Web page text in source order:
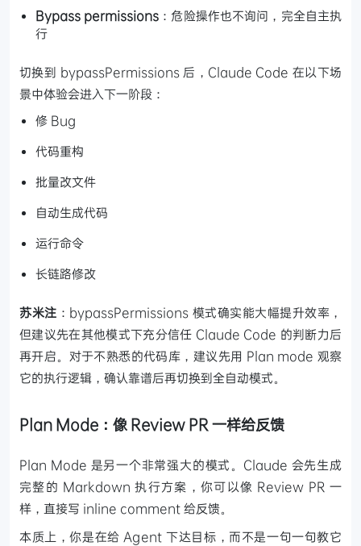
Bypass permissions ：危险操作也不询问，完全自主执
行
切换到 bypassPermissions 后，Claude Code 在以下场
景中体验会进入下一阶段：
修 Bug
代码重构
批量改文件
自动生成代码
运行命令
长链路修改
苏米注 ：bypassPermissions 模式确实能大幅提升效率，
但建议先在其他模式下充分信任 Claude Code 的判断力后
再开启。对于不熟悉的代码库，建议先用 Plan mode 观察
它的执行逻辑，确认靠谱后再切换到全自动模式。
Plan Mode：像 Review PR 一样给反馈
Plan Mode 是另一个非常强大的模式。Claude 会先生成
完整的 Markdown 执行方案，你可以像 Review PR 一
样，直接写 inline comment 给反馈。
本质上，你是在给 Agent 下达目标，而不是一句一句教它